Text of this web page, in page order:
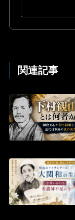
関連記事